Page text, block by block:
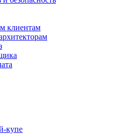
клиентам
купе